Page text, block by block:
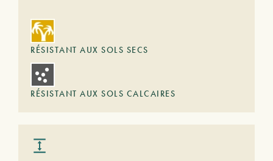
RÉSISTANT AUX SOLS SECS
RÉSISTANT AUX SOLS CALCAIRES